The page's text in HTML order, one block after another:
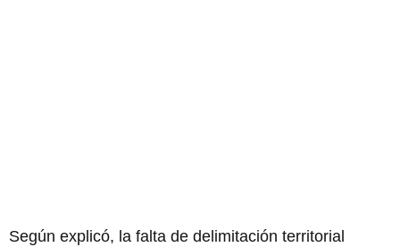
Según explicó, la falta de delimitación territorial